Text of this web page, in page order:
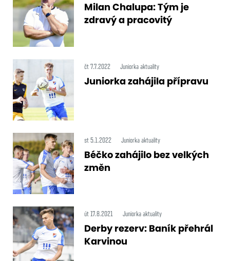
Milan Chalupa: Tým je
zdravý a pracovitý
čt 7.7.2022 Juniorka aktuality
Juniorka zahájila přípravu
st 5.1.2022 Juniorka aktuality
Béčko zahájilo bez velkých
změn
út 17.8.2021 Juniorka aktuality
Derby rezerv: Baník přehrál
Karvinou